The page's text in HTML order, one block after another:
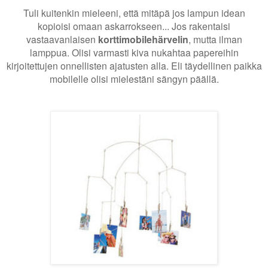
Tuli kuitenkin mieleeni, että mitäpä jos lampun idean
kopioisi omaan askarrokseen... Jos rakentaisi
vastaavanlaisen korttimobilehärvelin, mutta ilman
lamppua. Olisi varmasti kiva nukahtaa papereihin
kirjoitettujen onnellisten ajatusten alla. Eli täydellinen paikka
mobilelle olisi mielestäni sängyn päällä.